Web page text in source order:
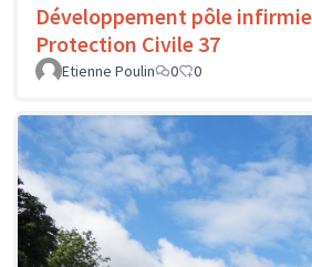
Développement pôle
Protection Civile 37
Etienne Poulin
0 0